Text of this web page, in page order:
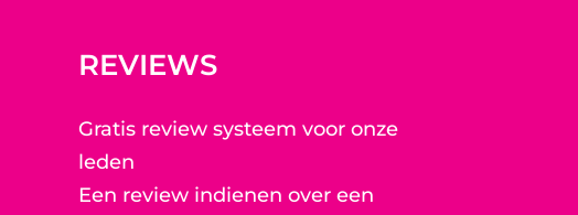
REVIEWS
Gratis review systeem voor onze
leden
Een review indienen over een